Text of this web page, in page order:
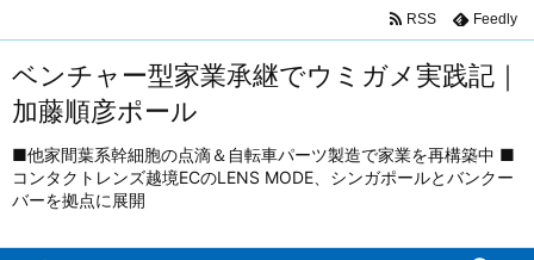
ベンチャー型家業承継でウミガメ実践記｜
加藤順彦ポール
■他家間葉系幹細胞の点滴＆自転車パーツ製造で家業を再構築中 ■
コンタクトレンズ越境ECのLENS MODE、シンガポールとバンクー
バーを拠点に展開
RSS Feedly